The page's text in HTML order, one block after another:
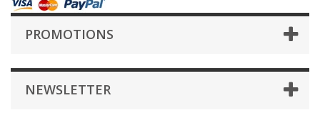
PROMOTIONS
NEWSLETTER